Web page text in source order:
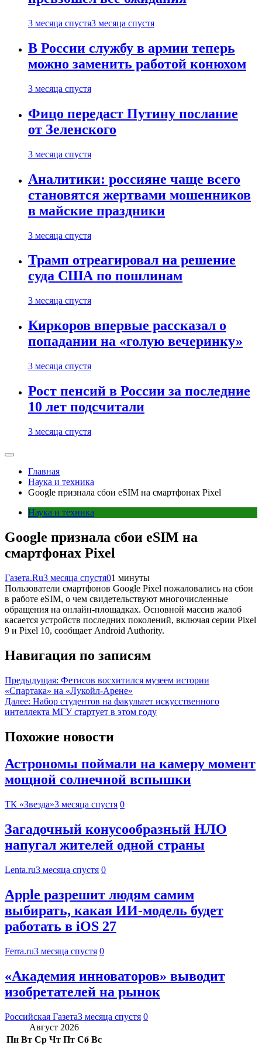
3 месяца спустя3 месяца спустя
В России службу в армии теперь
можно заменить работой конюхом
3 месяца спустя
Фицо передаст Путину послание
от Зеленского
3 месяца спустя
Аналитики: россияне чаще всего
становятся жертвами мошенников
в майские праздники
3 месяца спустя
Трамп отреагировал на решение
суда США по пошлинам
3 месяца спустя
Киркоров впервые рассказал о
попадании на «голую вечеринку»
3 месяца спустя
Рост пенсий в России за последние
10 лет подсчитали
3 месяца спустя
Главная
Наука и техника
Google признала сбои eSIM на смартфонах Pixel
Наука и техника
Google признала сбои eSIM на
смартфонах Pixel
Газета.Ru3 месяца спустя01 минуты
Пользователи смартфонов Google Pixel пожаловались на сбои
в работе eSIM, о чем свидетельствуют многочисленные
обращения на онлайн-площадках. Основной массив жалоб
касается устройств последних поколений, включая серии Pixel
9 и Pixel 10, сообщает Android Authority.
Навигация по записям
Предыдущая: Фетисов восхитился музеем истории
«Спартака» на «Лукойл-Арене»
Далее: Набор студентов на факультет искусственного
интеллекта МГУ стартует в этом году
Похожие новости
Астрономы поймали на камеру момент
мощной солнечной вспышки
ТК «Звезда»3 месяца спустя 0
Загадочный конусообразный НЛО
напугал жителей одной страны
Lenta.ru3 месяца спустя 0
Apple разрешит людям самим
выбирать, какая ИИ-модель будет
работать в iOS 27
Ferra.ru3 месяца спустя 0
«Академия инноваторов» выводит
изобретателей на рынок
Российская Газета3 месяца спустя 0
Август 2026
Пн Вт Ср Чт Пт Сб Вс